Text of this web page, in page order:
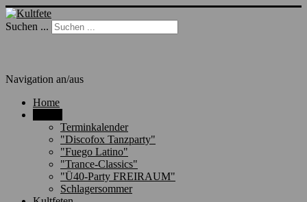
Suchen ...
Navigation an/aus
Home
Terminkalender
"Discofox Tanzparty"
"Fuego Latino"
"Trance-Classics"
"Ü40-Party FREIRAUM"
Schlagersommer